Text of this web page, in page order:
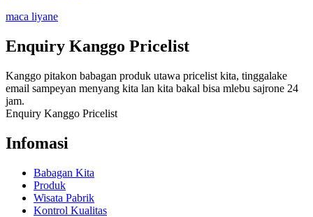
maca liyane
Enquiry Kanggo Pricelist
Kanggo pitakon babagan produk utawa pricelist kita, tinggalake
email sampeyan menyang kita lan kita bakal bisa mlebu sajrone 24
jam.
Enquiry Kanggo Pricelist
Infomasi
Babagan Kita
Produk
Wisata Pabrik
Kontrol Kualitas